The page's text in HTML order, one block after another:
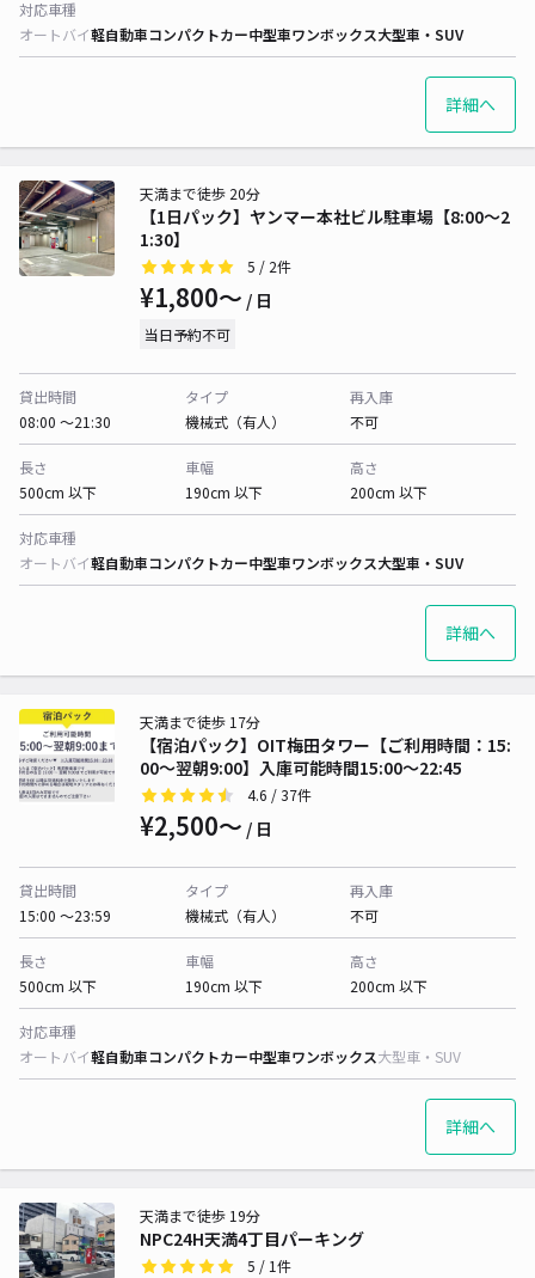
対応車種
オートバイ軽自動車コンパクトカー中型車ワンボックス大型車・SUV
詳細へ
【1日パック】ヤンマー本社ビル駐車場【8:00～2
1:30】
天満まで徒歩 20分
5 / 2件
¥1,800〜 / 日
当日予約不可
貸出時間
08:00 〜21:30
タイプ
機械式（有人）
再入庫
不可
長さ
500cm 以下
車幅
190cm 以下
高さ
200cm 以下
対応車種
オートバイ軽自動車コンパクトカー中型車ワンボックス大型車・SUV
詳細へ
【宿泊パック】OIT梅田タワー【ご利用時間：15:
00〜翌朝9:00】入庫可能時間15:00〜22:45
天満まで徒歩 17分
4.6 / 37件
¥2,500〜 / 日
貸出時間
15:00 〜23:59
タイプ
機械式（有人）
再入庫
不可
長さ
500cm 以下
車幅
190cm 以下
高さ
200cm 以下
対応車種
オートバイ軽自動車コンパクトカー中型車ワンボックス大型車・SUV
詳細へ
NPC24H天満4丁目パーキング
天満まで徒歩 19分
5 / 1件